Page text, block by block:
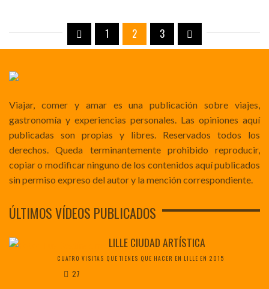
1 2 3
Viajar, comer y amar es una publicación sobre viajes,
gastronomía y experiencias personales. Las opiniones aquí
publicadas son propias y libres. Reservados todos los
derechos. Queda terminantemente prohibido reproducir,
copiar o modificar ninguno de los contenidos aquí publicados
sin permiso expreso del autor y la mención correspondiente.
ÚLTIMOS VÍDEOS PUBLICADOS
LILLE CIUDAD ARTÍSTICA
CUATRO VISITAS QUE TIENES QUE HACER EN LILLE EN 2015
27